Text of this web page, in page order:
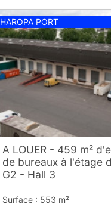
HAROPA PORT
A LOUER - 459 m²
de bureaux à l'étage
G2 - Hall 3
Surface : 553 m²